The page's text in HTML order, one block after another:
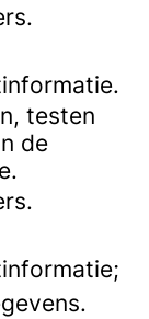
testen
de